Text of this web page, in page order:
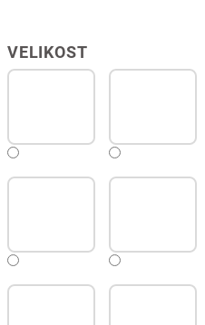
VELIKOST